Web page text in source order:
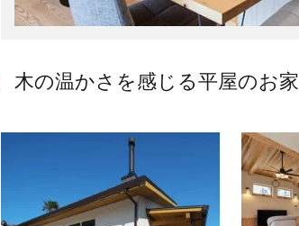
木の温かさを感じる平屋のお家